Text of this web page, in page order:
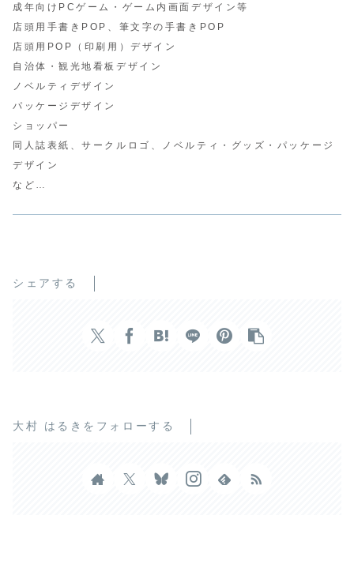
成年向けPCゲーム・ゲーム内画面デザイン等
店頭用手書きPOP、筆文字の手書きPOP
店頭用POP（印刷用）デザイン
自治体・観光地看板デザイン
ノベルティデザイン
パッケージデザイン
ショッパー
同人誌表紙、サークルロゴ、ノベルティ・グッズ・パッケージ
デザイン
など…
シェアする
大村 はるきをフォローする